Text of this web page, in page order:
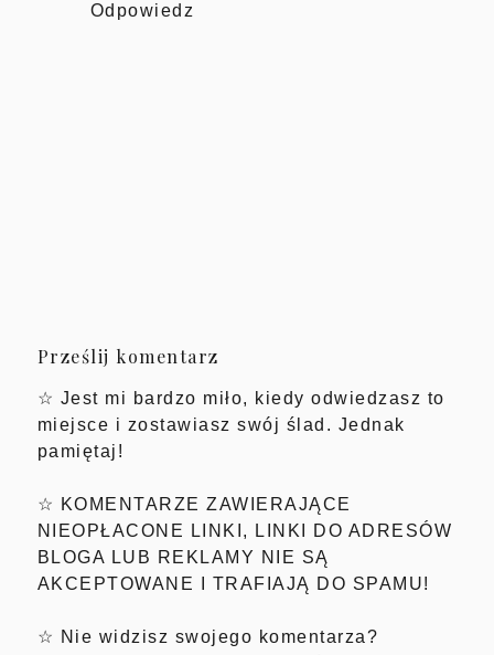
Odpowiedz
Prześlij komentarz
☆ Jest mi bardzo miło, kiedy odwiedzasz to
miejsce i zostawiasz swój ślad. Jednak
pamiętaj!
☆ KOMENTARZE ZAWIERAJĄCE
NIEOPŁACONE LINKI, LINKI DO ADRESÓW
BLOGA LUB REKLAMY NIE SĄ
AKCEPTOWANE I TRAFIAJĄ DO SPAMU!
☆ Nie widzisz swojego komentarza?